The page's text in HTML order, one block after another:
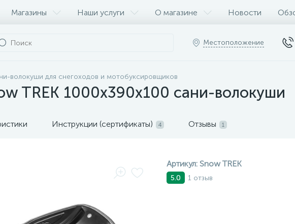
Магазины Наши услуги О магазине Новости
Местоположение
волокуши для снегоходов и мотобуксировщиков
TREK 1000х390х100 сани-волокуши
Инструкции (сертификаты) 4 Отзывы 1
Артикул: Snow TREK
5.0 1 отзыв